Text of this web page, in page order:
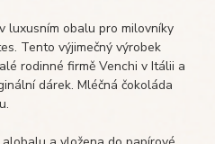
luxusním obalu pro milovníky
Tento výjimečný výrobek
rodinné firmě Venchi v Itálii a
dárek. Mléčná čokoláda